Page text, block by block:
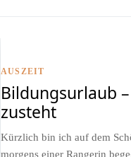
AUSZEIT
Bildungsurlaub
zusteht
Kürzlich bin ich auf dem
morgens einer Rangerin